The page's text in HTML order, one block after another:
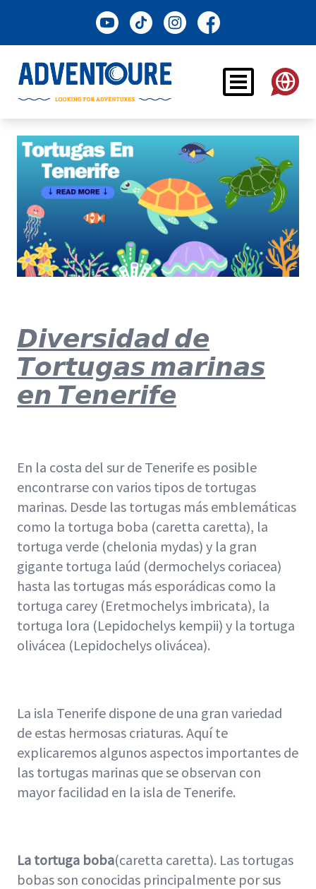
𝘿𝙞𝙫𝙚𝙧𝙨𝙞𝙙𝙖𝙙 𝙙𝙚
𝙏𝙤𝙧𝙩𝙪𝙜𝙖𝙨 𝙢𝙖𝙧𝙞𝙣𝙖𝙨
𝙚𝙣 𝙏𝙚𝙣𝙚𝙧𝙞𝙛𝙚
En la costa del sur de Tenerife es posible
encontrarse con varios tipos de tortugas
marinas. Desde las tortugas más emblemáticas
como la tortuga boba (caretta caretta), la
tortuga verde (chelonia mydas) y la gran
gigante tortuga laúd (dermochelys coriacea)
hasta las tortugas más esporádicas como la
tortuga carey (Eretmochelys imbricata), la
tortuga lora (Lepidochelys kempii) y la tortuga
olivácea (Lepidochelys olivácea).
La isla Tenerife dispone de una gran variedad
de estas hermosas criaturas. Aquí te
explicaremos algunos aspectos importantes de
las tortugas marinas que se observan con
mayor facilidad en la isla de Tenerife.
La tortuga boba(caretta caretta). Las tortugas
bobas son conocidas principalmente por sus